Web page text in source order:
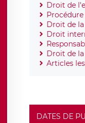
Droit de
Procédure
Droit de
Droit
Droit de
Articles
DATES DE